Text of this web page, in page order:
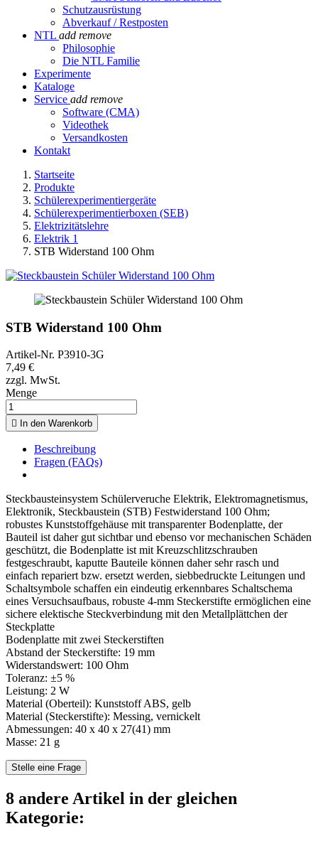
Schutzausrüstung
Abverkauf / Restposten
NTL add remove
Philosophie
Die NTL Familie
Experimente
Kataloge
Service add remove
Software (CMA)
Videothek
Versandkosten
Kontakt
Startseite
Produkte
Schülerexperimentiergeräte
Schülerexperimentierboxen (SEB)
Elektrizitätslehre
Elektrik 1
STB Widerstand 100 Ohm
STB Widerstand 100 Ohm
Artikel-Nr. P3910-3G
7,49 €
zzgl. MwSt.
Menge
 In den Warenkorb
Beschreibung
Fragen (FAQs)
Steckbausteinsystem Schülerveruche Elektrik, Elektromagnetismus,
Elektronik, Steckbaustein (STB) Festwiderstand 100 Ohm;
robustes Kunststoffgehäuse mit transparenter Bodenplatte, der
Bauteil ist daher gut sichtbar und ebenso vor mechanischen Schäden
geschützt, die Bodenplatte ist mit Kreuzschlitzschrauben
festgeschraubt, kaputte Bauteile können daher sehr rasch und
einfach repariert bzw. ersetzt werden, siebbedruckte Leitungen und
Schaltsymbole schaffen ein eindeutig erkennbares Schaltschema
eines Versuchsaufbaus, robuste 4-mm Steckerstifte ermöglichen eine
sichere elektische Steckverbindung mit den Metallplättchen der
Steckplatte
Bodenplatte mit zwei Steckerstiften
Abstand der Steckerstifte: 19 mm
Widerstandswert: 100 Ohm
Toleranz: ±5 %
Leistung: 2 W
Material (Oberteil): Kunststoff ABS, gelb
Material (Steckerstifte): Messing, vernickelt
Abmessungen: 40 x 40 x 27(41) mm
Masse: 21 g
Stelle eine Frage
8 andere Artikel in der gleichen
Kategorie: